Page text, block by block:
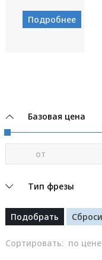
Подробнее
Базовая цена
от
Тип фрезы
Сортировать: по цене